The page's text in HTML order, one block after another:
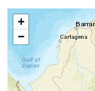
+
−